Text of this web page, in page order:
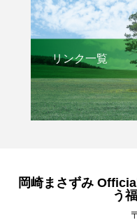
リンク一覧
岡崎まさずみ
う